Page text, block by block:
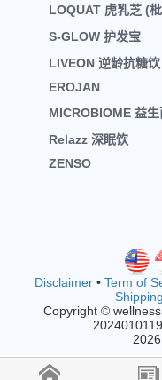
LOQUAT 虎乳芝 (
S-GLOW 护发宝
LIVEON 逆龄抗糖饮
EROJAN
MICROBIOME 益生
Relazz 深眠饮
ZENSO
Disclaimer• Term of
Copyright ©